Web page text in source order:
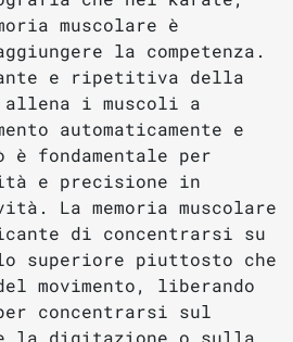
muscolare è
la competenza.
e ripetitiva della
i muscoli a
automaticamente e
fondamentale per
e precisione in
La memoria muscolare
di concentrarsi su
superiore piuttosto che
movimento, liberando
concentrarsi sul
la digitazione o sulla